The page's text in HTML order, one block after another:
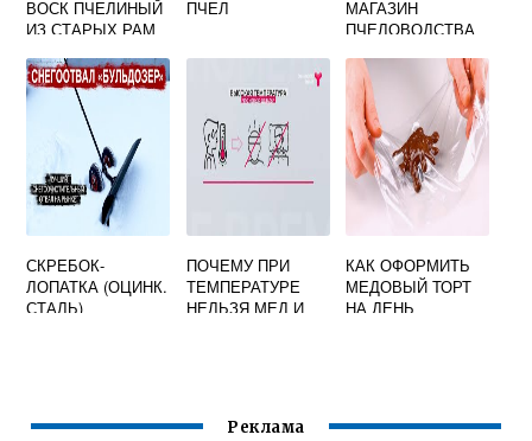
ВОСК ПЧЕЛИНЫЙ
ИЗ СТАРЫХ РАМ
ПЧЕЛ
МАГАЗИН
ПЧЕЛОВОДСТВА
СКРЕБОК-
ЛОПАТКА (ОЦИНК.
СТАЛЬ)
ПОЧЕМУ ПРИ
ТЕМПЕРАТУРЕ
НЕЛЬЗЯ МЕД И
КАК ОФОРМИТЬ
МЕДОВЫЙ ТОРТ
НА ДЕНЬ
Реклама